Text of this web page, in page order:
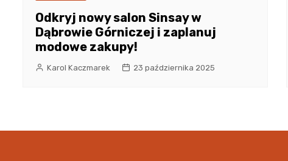
Odkryj nowy salon Sinsay w
Dąbrowie Górniczej i zaplanuj
modowe zakupy!
Karol Kaczmarek 23 października 2025